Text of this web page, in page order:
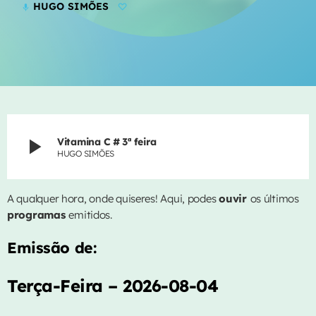
CONTACTOS
PUBLICIDADE
AGORA NO AR
mic HUGO SIMÕES
play_arrow Vitamina C # 3ª feira
HUGO SIMÕES
A qualquer hora, onde quiseres! Aqui, podesouvir os últimos
programasemitidos.
Emissão de:
Terça-Feira – 2026-08-04